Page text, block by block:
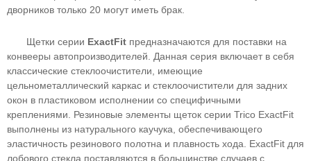
дворников только 20 могут иметь брак.
Щетки серии ExactFit предназначаются для поставки на
конвееры автопроизводителей. Данная серия включает в себя
классические стеклоочистители, имеющие
цельнометаллический каркас и стеклоочистители для задних
окон в пластиковом исполнении со специфичными
креплениями. Резиновые элементы щеток серии Trico ExactFit
выполнены из натурального каучука, обеспечивающего
эластичность резинового полотна и плавность хода. ExactFit для
лобового стекла поставляются в большинстве случаев с